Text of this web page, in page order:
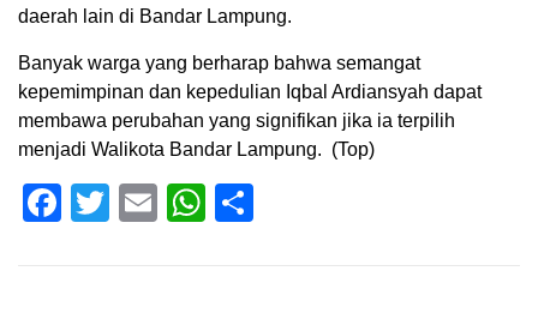
daerah lain di Bandar Lampung.
Banyak warga yang berharap bahwa semangat
kepemimpinan dan kepedulian Iqbal Ardiansyah dapat
membawa perubahan yang signifikan jika ia terpilih
menjadi Walikota Bandar Lampung. (Top)
Facebook
Twitter
EmailWhatsApp